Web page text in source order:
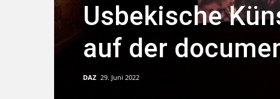
Usbekische
auf der
DAZ 29. Juni 2022